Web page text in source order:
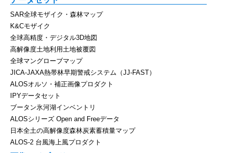
SAR全球モザイク・森林マップ
K&Cモザイク
全球高精度・デジタル3D地図
高解像度土地利用土地被覆図
全球マングローブマップ
JICA-JAXA熱帯林早期警戒システム（JJ-FAST）
ALOSオルソ・補正画像プロダクト
IPYデータセット
ブータン氷河湖インベントリ
ALOSシリーズ Open and Freeデータ
日本全土の高解像度森林炭素蓄積量マップ
ALOS-2 台風海上風プロダクト